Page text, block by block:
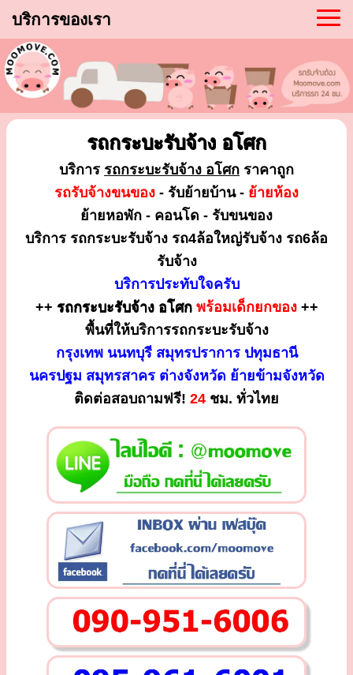
บริการของเรา
รถกระบะรับจ้าง อโศก
บริการ รถกระบะรับจ้าง อโศก ราคาถูก
รถรับจ้างขนของ - รับย้ายบ้าน - ย้ายห้อง
ย้ายหอพัก - คอนโด - รับขนของ
บริการ รถกระบะรับจ้าง รถ4ล้อใหญ่รับจ้าง รถ6ล้อ
รับจ้าง
บริการประทับใจครับ
++ รถกระบะรับจ้าง อโศก พร้อมเด็กยกของ++
พื้นที่ให้บริการรถกระบะรับจ้าง
กรุงเทพ นนทบุรี สมุทรปราการ ปทุมธานี
นครปฐม สมุทรสาคร ต่างจังหวัด ย้ายข้ามจังหวัด
ติดต่อสอบถามฟรี! 24 ชม. ทั่วไทย